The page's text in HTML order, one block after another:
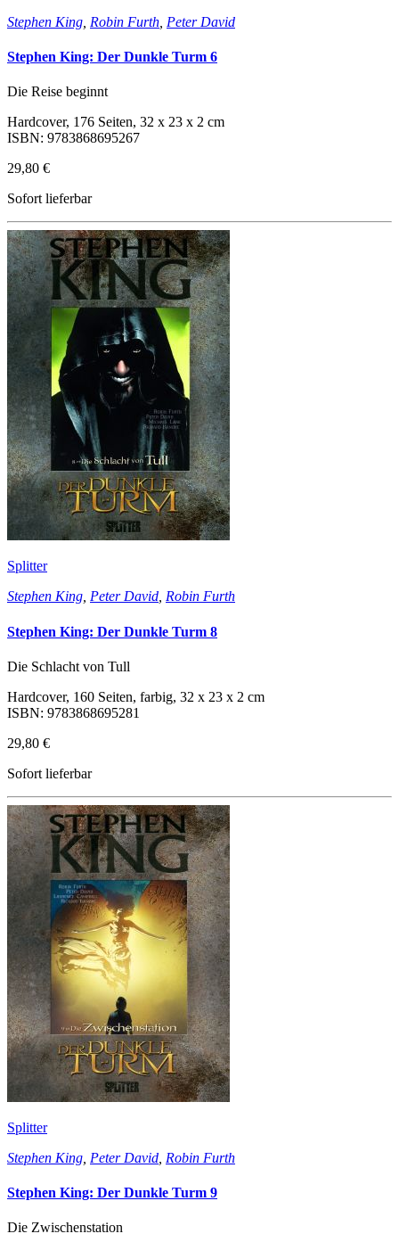
Stephen King Robin Furth Peter David
Stephen King: Der Dunkle Turm 6
Die Reise beginnt
Hardcover, 176 Seiten, 32 x 23 x 2 cm
ISBN: 9783868695267
29,80 €
Sofort lieferbar
Splitter
Stephen King Peter David Robin Furth
Stephen King: Der Dunkle Turm 8
Die Schlacht von Tull
Hardcover, 160 Seiten, farbig, 32 x 23 x 2 cm
ISBN: 9783868695281
29,80 €
Sofort lieferbar
Splitter
Stephen King Peter David Robin Furth
Stephen King: Der Dunkle Turm 9
Die Zwischenstation